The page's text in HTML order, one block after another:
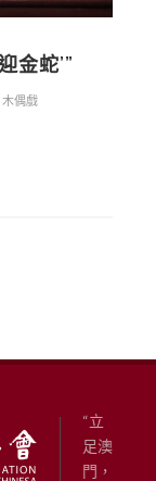
金蛇’”
木偶戲
“立
足澳
門，